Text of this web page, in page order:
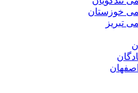
خوزستان
تبریز